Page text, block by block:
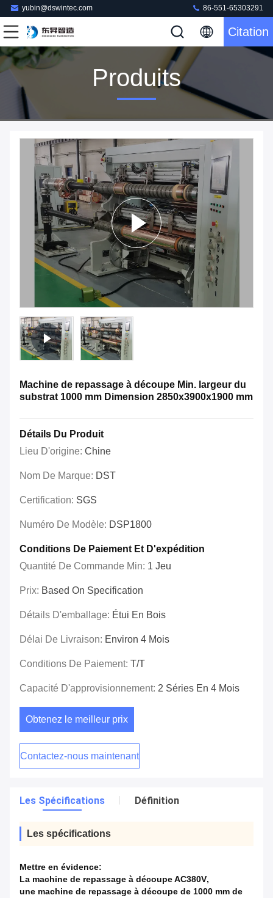
yubin@dswintec.com 86-551-65303291
Citation
Produits
Machine de repassage à découpe Min. largeur du
substrat 1000 mm Dimension 2850x3900x1900 mm
Détails Du Produit
Lieu D'origine: Chine
Nom De Marque: DST
Certification: SGS
Numéro De Modèle: DSP1800
Conditions De Paiement Et D'expédition
Quantité De Commande Min: 1 Jeu
Prix: Based On Specification
Détails D'emballage: Étui En Bois
Délai De Livraison: Environ 4 Mois
Conditions De Paiement: T/T
Capacité D'approvisionnement: 2 Séries En 4 Mois
Obtenez le meilleur prix
Contactez-nous maintenant
Les Spécifications Définition
Les spécifications
Mettre en évidence:
La machine de repassage à découpe AC380V,
une machine de repassage à découpe de 1000 mm de